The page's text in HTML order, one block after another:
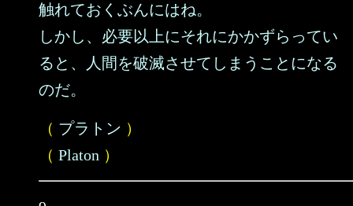
触れておくぶんにはね。
しかし、必要以上にそれにかかずらってい
ると、人間を破滅させてしまうことになる
のだ。
（ プラトン ）
（ Platon ）